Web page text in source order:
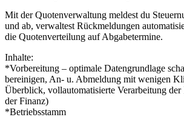
Mit der Quotenverwaltung meldest du
und ab, verwaltest Rückmeldungen
die Quotenverteilung auf Abgabetermine.
Inhalte:
*Vorbereitung – optimale Datengrundlage
bereinigen, An- u. Abmeldung mit wenigen
Überblick, vollautomatisierte Verarbeitung der
der Finanz)
*Betriebsstamm